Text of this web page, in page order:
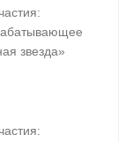
звезда»